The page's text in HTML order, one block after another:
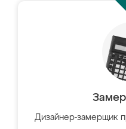
Дизайнер-замерщик